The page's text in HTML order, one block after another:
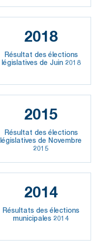
2018
Résultat des élections
législatives de Juin 2018
2015
Résultat des élections
législatives de Novembre
2015
2014
Résultats des élections
municipales 2014